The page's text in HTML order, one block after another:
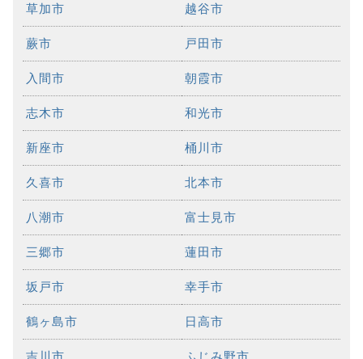
草加市 越谷市
蕨市 戸田市
入間市 朝霞市
志木市 和光市
新座市 桶川市
久喜市 北本市
八潮市 富士見市
三郷市 蓮田市
坂戸市 幸手市
鶴ヶ島市 日高市
吉川市 ふじみ野市